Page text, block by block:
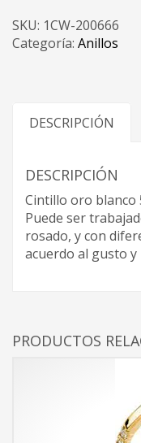
SKU: 1CW-200666
Categoría: Anillos
DESCRIPCIÓN
DESCRIPCIÓN
Cintillo oro blanco
Puede ser
rosado, y con
acuerdo al gusto
PRODUCTOS